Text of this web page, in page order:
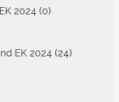
2024 0
producten
EK 2024 24
producten